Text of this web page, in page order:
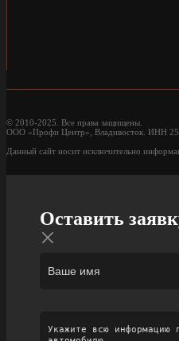
© 2010-2025. Все права защищены.
ООО «Профи Центр», Владивосток. ИНН
Данный сайт носит исключительно
Оставить